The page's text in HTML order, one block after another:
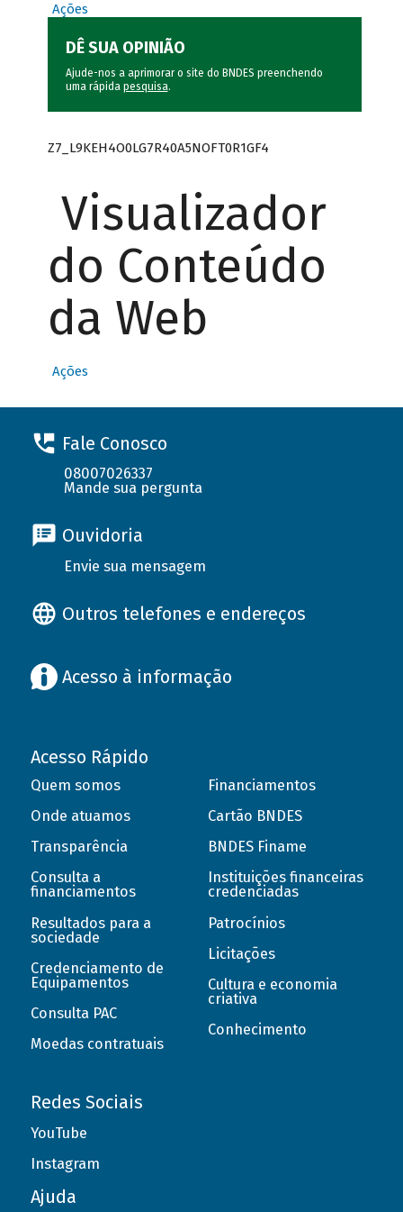
Ações
DÊ SUA OPINIÃO
Ajude-nos a aprimorar o site do BNDES preenchendo
uma rápida pesquisa.
Z7_L9KEH4O0LG7R40A5NOFT0R1GF4
Visualizador
do Conteúdo
da Web
Ações
Fale Conosco
08007026337
Mande sua pergunta
Ouvidoria
Envie sua mensagem
Outros telefones e endereços
Acesso à informação
Acesso Rápido
Quem somos
Onde atuamos
Transparência
Consulta a
financiamentos
Resultados para a
sociedade
Credenciamento de
Equipamentos
Consulta PAC
Moedas contratuais
Financiamentos
Cartão BNDES
BNDES Finame
Instituições financeiras
credenciadas
Patrocínios
Licitações
Cultura e economia
criativa
Conhecimento
Redes Sociais
YouTube
Instagram
Ajuda